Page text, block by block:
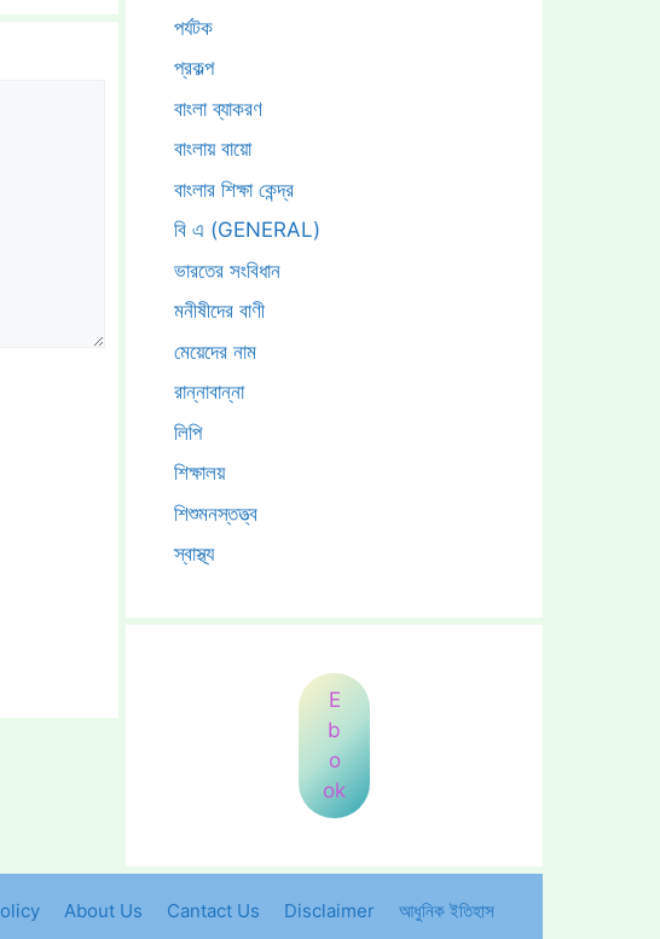
পর্যটক
প্রকল্প
বাংলা ব্যাকরণ
বাংলায় বায়ো
বাংলার শিক্ষা কেন্দ্র
বি এ (GENERAL)
ভারতের সংবিধান
মনীষীদের বাণী
মেয়েদের নাম
রান্নাবান্না
লিপি
শিক্ষালয়
শিশুমনস্তত্ত্ব
স্বাস্থ্য
E
b
o
ok
About Us Cantact Us Disclaimer আধুনিক ইতিহাস